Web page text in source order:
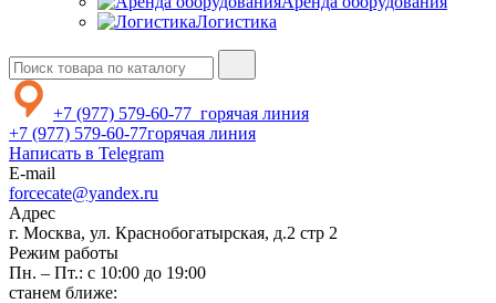
Логистика
+7 (977) 579-60-77 горячая линия
+7 (977) 579-60-77горячая линия
Написать в Telegram
E-mail
forcecate@yandex.ru
Адрес
г. Москва, ул. Краснобогатырская, д.2 стр 2
Режим работы
Пн. – Пт.: с 10:00 до 19:00
станем ближе: